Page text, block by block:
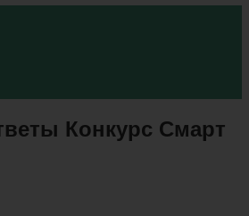
Конкурс Смарт